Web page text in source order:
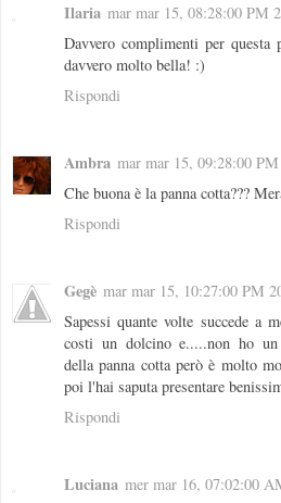
Ilaria mar mar 15, 08:28:00 PM
Davvero complimenti per
davvero molto bella! :)
Rispondi
Ambra mar mar 15, 09:28:00 PM
Che buona è la panna cotta???
Rispondi
Gegè mar mar 15, 10:27:00 PM
Sapessi quante volte succede
costi un dolcino e.....non ho
della panna cotta però è molto
poi l'hai saputa presentare
Rispondi
Luciana mer mar 16, 07:02:00